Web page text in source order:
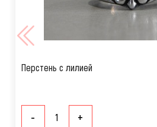
Перстень с лилией
- +